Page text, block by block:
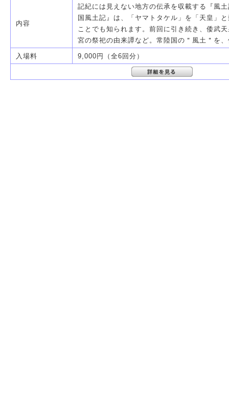
内容
記紀には見えない地方の伝承を収載する『風
国風土記』は、「ヤマトタケル」を「天皇」
ことでも知られます。前回に引き続き、倭武
宮の祭祀の由来譚など。常陸国の＂風土＂を
入場料 9,000円（全6回分）